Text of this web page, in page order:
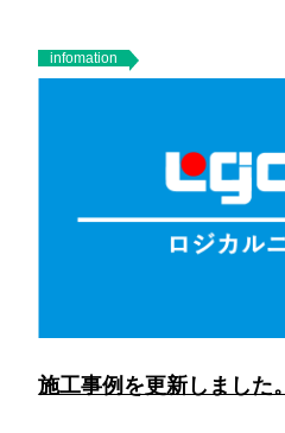
infomation
施工事例を更新しました。